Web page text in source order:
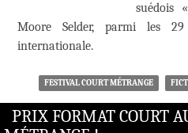
suédois
Moore Selder, parmi les
internationale.
FESTIVAL COURT MÉTRANGE
PRIX FORMAT COURT